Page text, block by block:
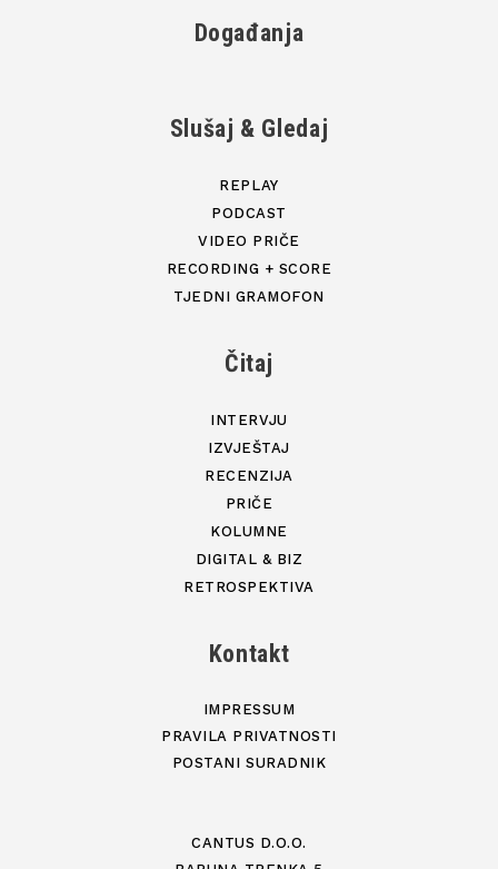
Događanja
Slušaj & Gledaj
REPLAY
PODCAST
VIDEO PRIČE
RECORDING + SCORE
TJEDNI GRAMOFON
Čitaj
INTERVJU
IZVJEŠTAJ
RECENZIJA
PRIČE
KOLUMNE
DIGITAL & BIZ
RETROSPEKTIVA
Kontakt
IMPRESSUM
PRAVILA PRIVATNOSTI
POSTANI SURADNIK
CANTUS D.O.O.